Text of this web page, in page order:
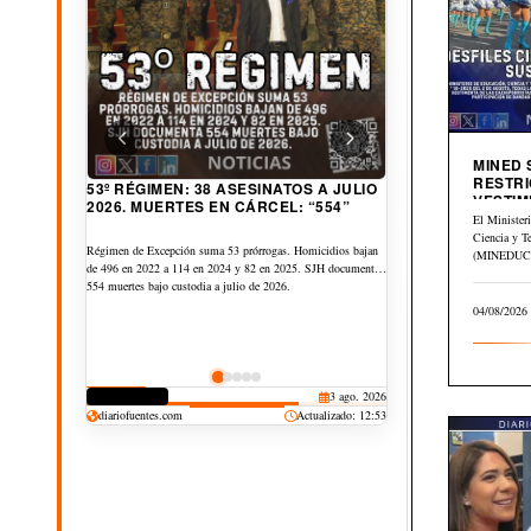
53º RÉGIMEN: 38 ASESINATOS A JULIO
Régimen de Excepción suma 53 prórrogas. Homicidios bajan
de 496 en 2022 a 114 en 2024 y 82 en 2025. SJH documenta
CORRUPCIÓN 3 ago. 2026
A $6.89 SUBE CANASTA BÁSICA
URBANA AL AÑO. PETRÓLEO GLOBAL
Canasta Básica Urbana sube de US$253.05 a US$259.95 entre
junio de 2025 y 2026, $6.89 más. Y la Rural sube de
US$184.56 a US$189.56, $5.00 más. Pero petróleo
30 jul. 2026
CULTURA
25 jul. 2026
JUDICIAL 20 jul. 2026
DEPORTES 19 jul. 2026
diariofuentes.com Actualizado: 12:53
MINED
El
Ciencia y
04/08/2026